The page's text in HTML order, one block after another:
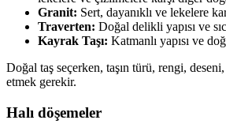
Granit: Sert, dayanıklı ve lekelere
Traverten: Doğal delikli yapısı ve
Kayrak Taşı: Katmanlı yapısı ve
Doğal taş seçerken, taşın türü, rengi,
etmek gerekir.
Halı döşemeler